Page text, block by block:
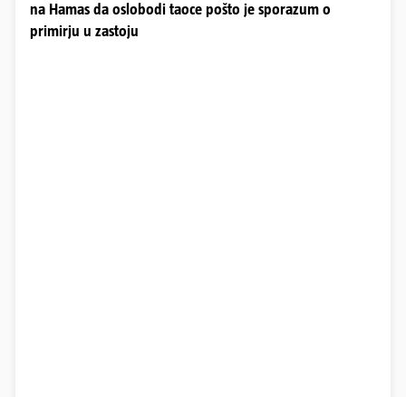
na Hamas da oslobodi taoce pošto je sporazum o
primirju u zastoju